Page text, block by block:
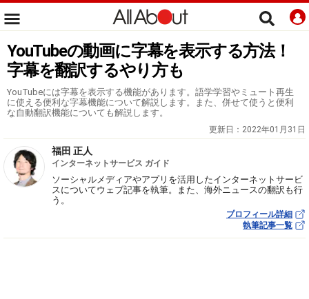
YouTubeの動画に字幕を表示する方法！
字幕を翻訳するやり方も
YouTubeには字幕を表示する機能があります。語学学習やミュート再生
に使える便利な字幕機能について解説します。また、併せて使うと便利
な自動翻訳機能についても解説します。
更新日： 2022年01月31日
福田 正人
インターネットサービス ガイド
ソーシャルメディアやアプリを活用したインターネットサービ
スについてウェブ記事を執筆。また、海外ニュースの翻訳も行
う。
プロフィール詳細
執筆記事一覧